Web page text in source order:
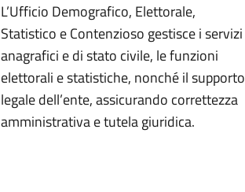
L’Ufficio Demografico, Elettorale,
Statistico e Contenzioso gestisce i servizi
anagrafici e di stato civile, le funzioni
elettorali e statistiche, nonché il supporto
legale dell’ente, assicurando correttezza
amministrativa e tutela giuridica.